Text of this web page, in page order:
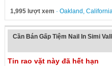
1,995 lượt xem · Oakland ,
Cần Bán Gấp Tiệm Nail In Simi
Tin rao vặt này đã hết hạn